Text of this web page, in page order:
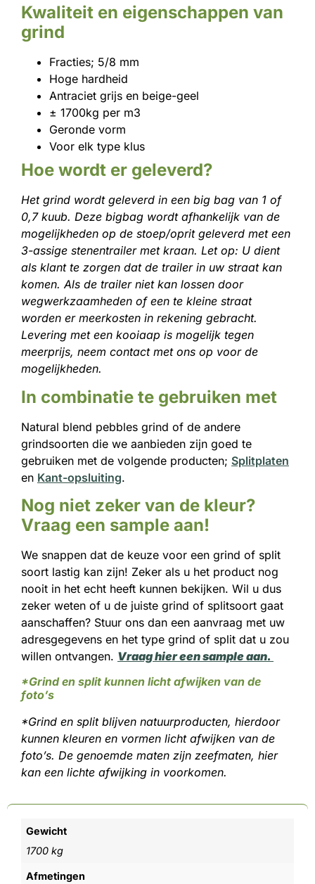
Kwaliteit en eigenschappen van
grind
Fracties; 5/8 mm
Hoge hardheid
Antraciet grijs en beige-geel
± 1700kg per m3
Geronde vorm
Voor elk type klus
Hoe wordt er geleverd?
Het grind wordt geleverd in een big bag van 1 of
0,7 kuub. Deze bigbag wordt afhankelijk van de
mogelijkheden op de stoep/oprit geleverd met een
3-assige stenentrailer met kraan. Let op: U dient
als klant te zorgen dat de trailer in uw straat kan
komen. Als de trailer niet kan lossen door
wegwerkzaamheden of een te kleine straat
worden er meerkosten in rekening gebracht.
Levering met een kooiaap is mogelijk tegen
meerprijs, neem contact met ons op voor de
mogelijkheden.
In combinatie te gebruiken met
Natural blend pebbles grind of de andere
grindsoorten die we aanbieden zijn goed te
gebruiken met de volgende producten; Splitplaten
en Kant-opsluiting.
Nog niet zeker van de kleur?
Vraag een sample aan!
We snappen dat de keuze voor een grind of split
soort lastig kan zijn! Zeker als u het product nog
nooit in het echt heeft kunnen bekijken. Wil u dus
zeker weten of u de juiste grind of splitsoort gaat
aanschaffen? Stuur ons dan een aanvraag met uw
adresgegevens en het type grind of split dat u zou
willen ontvangen. Vraag hier een sample aan.
*Grind en split kunnen licht afwijken van de
foto’s
*Grind en split blijven natuurproducten, hierdoor
kunnen kleuren en vormen licht afwijken van de
foto’s. De genoemde maten zijn zeefmaten, hier
kan een lichte afwijking in voorkomen.
Gewicht
1700 kg
Afmetingen